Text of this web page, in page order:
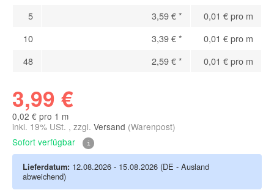
5 3,59 €*
0,01 € pro m
10
3,39 €*
0,01 € pro m
48
2,59 €* 0,01 € pro m
3,99 €
0,02 € pro 1 m
inkl. 19% USt. , zzgl. Versand (Warenpost)
Sofort verfügbar
Lieferdatum: 12.08.2026 - 15.08.2026 (DE - Ausland
abweichend)